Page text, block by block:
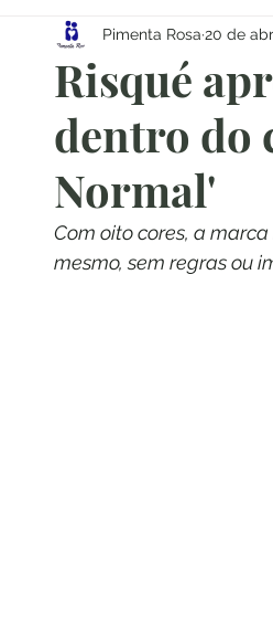
Risqué
dentro do
Normal'
Pimenta Rosa 20 de
Com oito cores, a
mesmo, sem regras ou